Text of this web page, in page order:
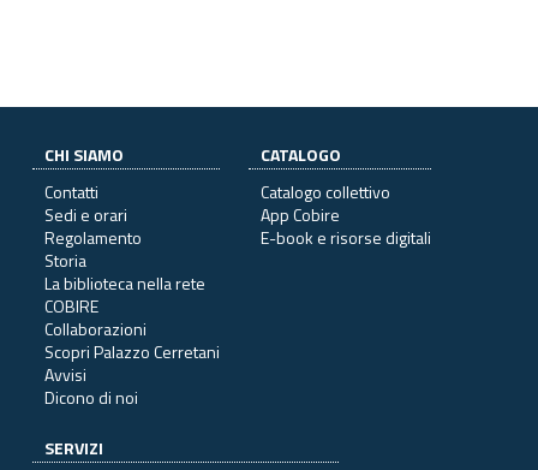
CHI SIAMO
Contatti
Sedi e orari
Regolamento
Storia
La biblioteca nella rete
COBIRE
Collaborazioni
Scopri Palazzo Cerretani
Avvisi
Dicono di noi
CATALOGO
Catalogo collettivo
App Cobire
E-book e risorse digitali
SERVIZI